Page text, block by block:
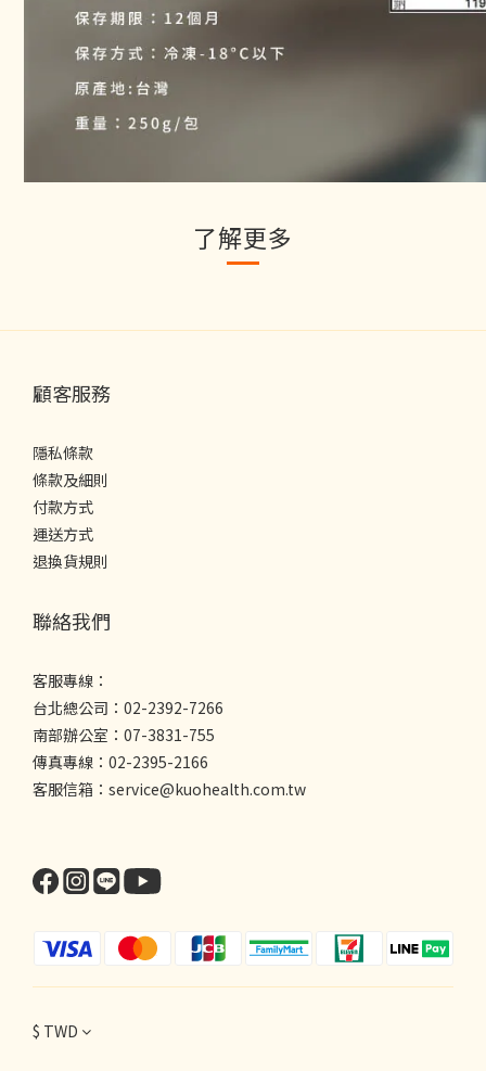
了解更多
顧客服務
隱私條款
條款及細則
付款方式
運送方式
退換貨規則
聯絡我們
客服專線：
台北總公司：02-2392-7266
南部辦公室：07-3831-755
傳真專線：02-2395-2166
客服信箱：service@kuohealth.com.tw
$ TWD